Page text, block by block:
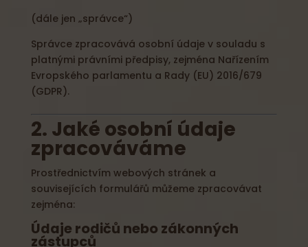
(dále jen „správce“)
Správce zpracovává osobní údaje v souladu s
platnými právními předpisy, zejména Nařízením
Evropského parlamentu a Rady (EU) 2016/679
(GDPR).
2. Jaké osobní údaje
zpracováváme
Prostřednictvím webových stránek a
souvisejících formulářů můžeme zpracovávat
zejména:
Údaje rodičů nebo zákonných
zástupců